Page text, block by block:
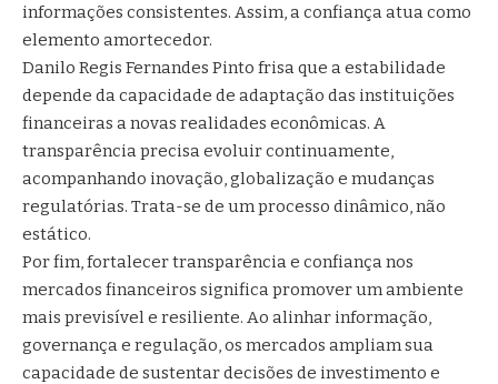
informações consistentes. Assim, a confiança atua como
elemento amortecedor.
Danilo Regis Fernandes Pinto frisa que a estabilidade
depende da capacidade de adaptação das instituições
financeiras a novas realidades econômicas. A
transparência precisa evoluir continuamente,
acompanhando inovação, globalização e mudanças
regulatórias. Trata-se de um processo dinâmico, não
estático.
Por fim, fortalecer transparência e confiança nos
mercados financeiros significa promover um ambiente
mais previsível e resiliente. Ao alinhar informação,
governança e regulação, os mercados ampliam sua
capacidade de sustentar decisões de investimento e